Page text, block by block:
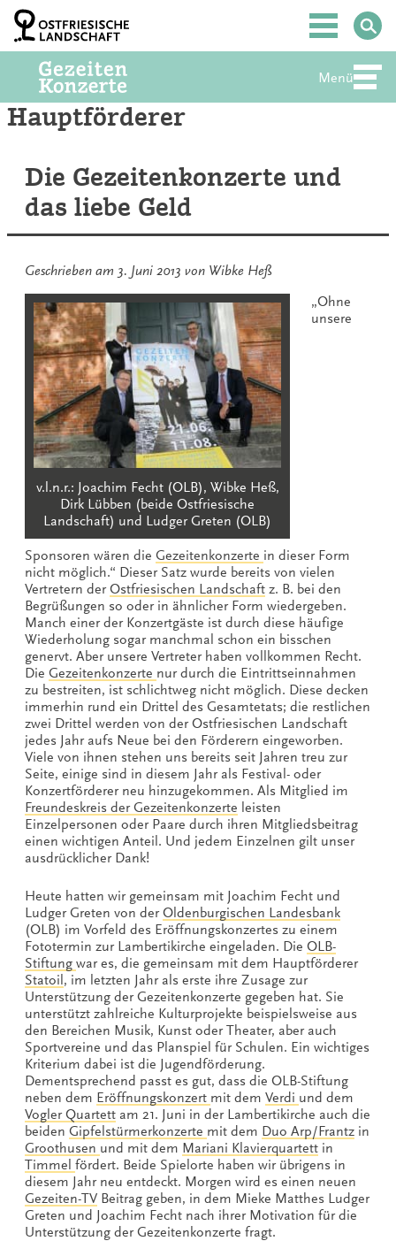
Zum
Inhalt
springen
Hauptmenü
Menü
Hauptförderer
Die Gezeitenkonzerte und
das liebe Geld
Geschrieben am 3. Juni 2013 von Wibke Heß
v.l.n.r.: Joachim Fecht (OLB), Wibke Heß,
Dirk Lübben (beide Ostfriesische
Landschaft) und Ludger Greten (OLB)
„Ohne
unsere
Sponsoren wären die Gezeitenkonzerte in dieser Form
nicht möglich.“ Dieser Satz wurde bereits von vielen
Vertretern derOstfriesischen Landschaft z. B. bei den
Begrüßungen so oder in ähnlicher Form wiedergeben.
Manch einer der Konzertgäste ist durch diese häufige
Wiederholung sogar manchmal schon ein bisschen
genervt. Aber unsere Vertreter haben vollkommen Recht.
Die Gezeitenkonzerte nur durch die Eintrittseinnahmen
zu bestreiten, ist schlichtweg nicht möglich. Diese decken
immerhin rund ein Drittel des Gesamtetats; die restlichen
zwei Drittel werden von der Ostfriesischen Landschaft
jedes Jahr aufs Neue bei den Förderern eingeworben.
Viele von ihnen stehen uns bereits seit Jahren treu zur
Seite, einige sind in diesem Jahr als Festival- oder
Konzertförderer neu hinzugekommen. Als Mitglied im
Freundeskreis der Gezeitenkonzerte leisten
Einzelpersonen oder Paare durch ihren Mitgliedsbeitrag
einen wichtigen Anteil. Und jedem Einzelnen gilt unser
ausdrücklicher Dank!
Heute hatten wir gemeinsam mit Joachim Fecht und
Ludger Greten von derOldenburgischen Landesbank
(OLB) im Vorfeld des Eröffnungskonzertes zu einem
Fototermin zur Lambertikirche eingeladen. Die OLB-
Stiftung war es, die gemeinsam mit dem Hauptförderer
Statoil , im letzten Jahr als erste ihre Zusage zur
Unterstützung der Gezeitenkonzerte gegeben hat. Sie
unterstützt zahlreiche Kulturprojekte beispielsweise aus
den Bereichen Musik, Kunst oder Theater, aber auch
Sportvereine und das Planspiel für Schulen. Ein wichtiges
Kriterium dabei ist die Jugendförderung.
Dementsprechend passt es gut, dass die OLB-Stiftung
neben dem Eröffnungskonzert mit dem Verdi und dem
Vogler Quartett am 21. Juni in der Lambertikirche auch die
beiden Gipfelstürmerkonzerte mit dem Duo Arp/Frantz in
Groothusen und mit dem Mariani Klavierquartett in
Timmel fördert. Beide Spielorte haben wir übrigens in
diesem Jahr neu entdeckt. Morgen wird es einen neuen
Gezeiten-TV Beitrag geben, in dem Mieke Matthes Ludger
Greten und Joachim Fecht nach ihrer Motivation für die
Unterstützung der Gezeitenkonzerte fragt.